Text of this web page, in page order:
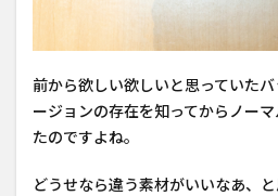
前から欲しい欲しいと思っていた
ージョンの存在を知ってからノー
たのですよね。
どうせなら違う素材がいいなあ、